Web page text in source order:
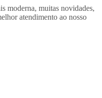
moderna, muitas novidades,
atendimento ao nosso